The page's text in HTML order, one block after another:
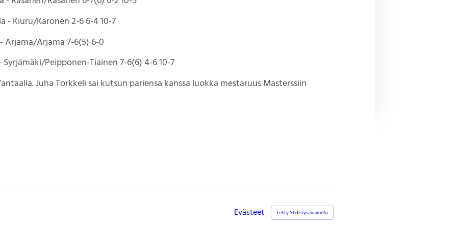
- Kiuru/Karonen 2-6 6-4 10-7
Arjama/Arjama 7-6(5) 6-0
Peipponen-Tiainen 7-6(6) 4-6 10-7
Juha Torkkeli sai kutsun pariensa kanssa luokka mestaruus Masterssiin
Evästeet Tehty Yhdistysavaimella